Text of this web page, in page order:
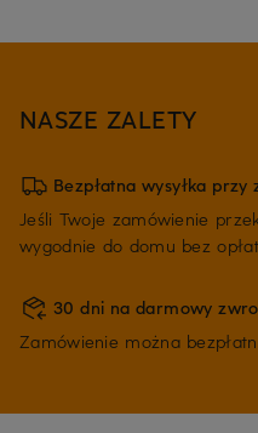
NASZE ZALETY
Bezpłatna wysyłka
Jeśli Twoje zamówienie
wygodnie do domu bez
30 dni na darmowy
Zamówienie można